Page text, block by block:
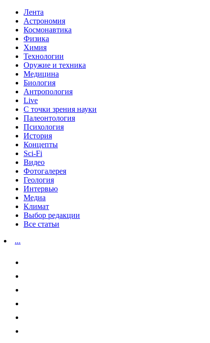
Лента
Астрономия
Космонавтика
Физика
Химия
Технологии
Оружие и техника
Медицина
Биология
Антропология
Live
С точки зрения науки
Палеонтология
Психология
История
Концепты
Sci-Fi
Видео
Фотогалерея
Геология
Интервью
Медиа
Климат
Выбор редакции
Все статьи
...